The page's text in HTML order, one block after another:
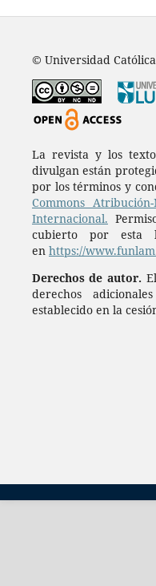
© Universidad
La revista y los
divulgan están
por los términos y
Commons
Internacional.
cubierto por esta
en https://
Derechos de autor.
derechos
establecido en la